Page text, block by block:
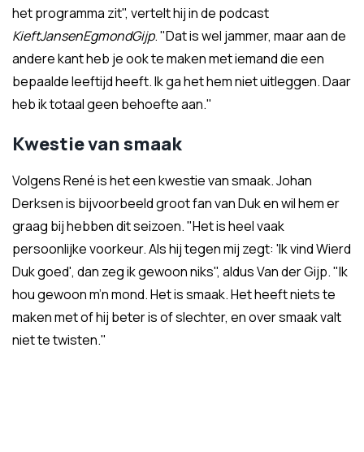
het programma zit", vertelt hij in de podcast
KieftJansenEgmondGijp. "Dat is wel jammer, maar aan de
andere kant heb je ook te maken met iemand die een
bepaalde leeftijd heeft. Ik ga het hem niet uitleggen. Daar
heb ik totaal geen behoefte aan."
Kwestie van smaak
Volgens René is het een kwestie van smaak. Johan
Derksen is bijvoorbeeld groot fan van Duk en wil hem er
graag bij hebben dit seizoen. "Het is heel vaak
persoonlijke voorkeur. Als hij tegen mij zegt: 'Ik vind Wierd
Duk goed', dan zeg ik gewoon niks", aldus Van der Gijp. "Ik
hou gewoon m’n mond. Het is smaak. Het heeft niets te
maken met of hij beter is of slechter, en over smaak valt
niet te twisten."